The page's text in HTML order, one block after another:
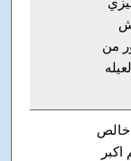
من
خالص